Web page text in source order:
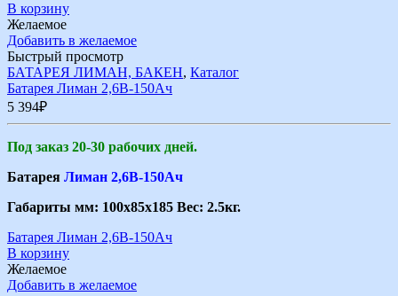
В корзину
Желаемое
Добавить в желаемое
Быстрый просмотр
БАТАРЕЯ ЛИМАН, БАКЕН, Каталог
Батарея Лиман 2,6В-150Ач
5 394₽
Под заказ 20-30 рабочих дней.
Батарея Лиман 2,6В-150Ач
Габариты мм: 100х85х185 Вес: 2.5кг.
Батарея Лиман 2,6В-150Ач
В корзину
Желаемое
Добавить в желаемое